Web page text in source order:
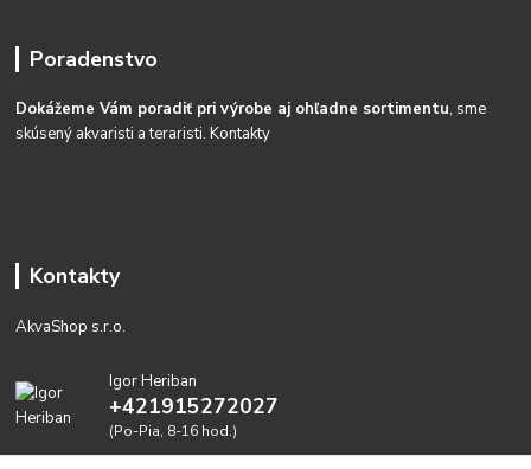
Poradenstvo
Dokážeme Vám poradiť pri výrobe aj ohľadne sortimentu, sme
skúsený akvaristi a teraristi.Kontakty
Kontakty
AkvaShop s.r.o.
Igor Heriban
+421915272027
(Po-Pia, 8-16 hod.)